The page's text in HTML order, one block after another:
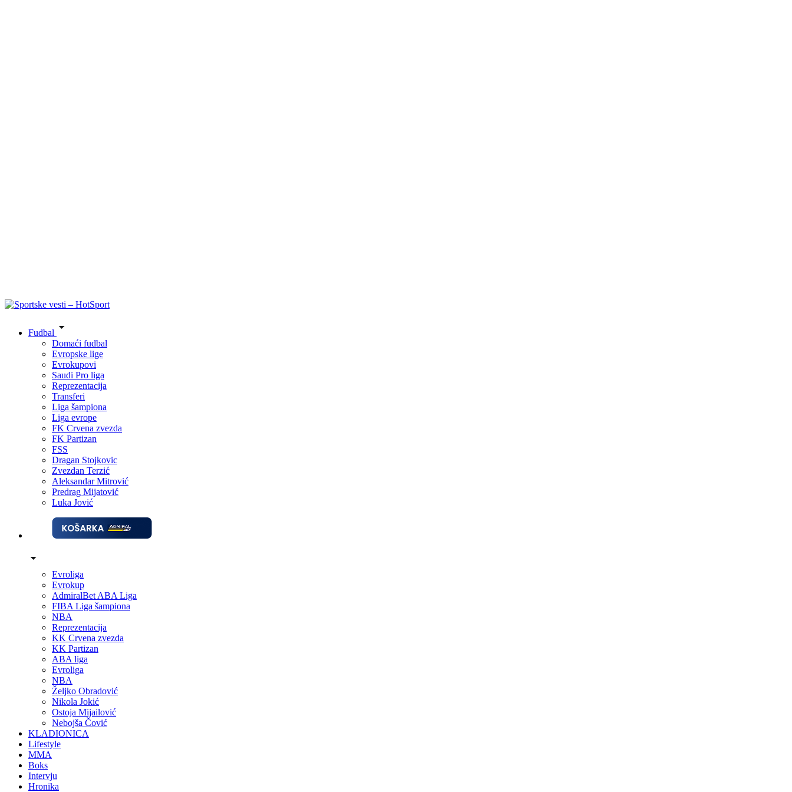
Fudbal
Domaći fudbal
Evropske lige
Evrokupovi
Saudi Pro liga
Reprezentacija
Transferi
Liga šampiona
Liga evrope
FK Crvena zvezda
FK Partizan
FSS
Dragan Stojkovic
Zvezdan Terzić
Aleksandar Mitrović
Predrag Mijatović
Luka Jović
Evroliga
Evrokup
AdmiralBet ABA Liga
FIBA Liga šampiona
NBA
Reprezentacija
KK Crvena zvezda
KK Partizan
ABA liga
Evroliga
NBA
Željko Obradović
Nikola Jokić
Ostoja Mijailović
Nebojša Čović
KLADIONICA
Lifestyle
MMA
Boks
Intervju
Hronika